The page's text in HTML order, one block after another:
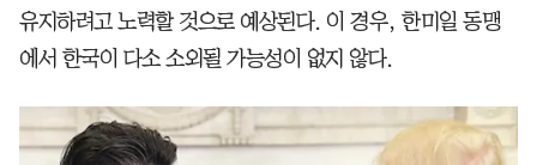
유지하려고 노력할 것으로 예상된다. 이 경우, 한미일 동맹
에서 한국이 다소 소외될 가능성이 없지 않다.